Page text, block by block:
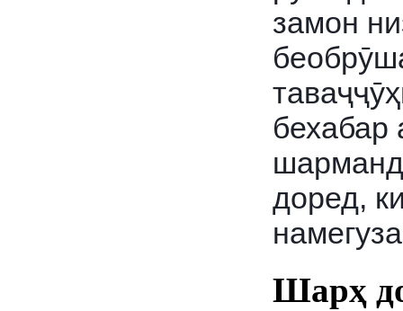
замон
бехабар
доред,
Шарҳ